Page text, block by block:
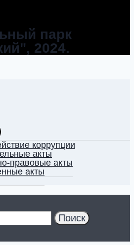
парк
2024.
коррупции
акты
правовые акты
акты